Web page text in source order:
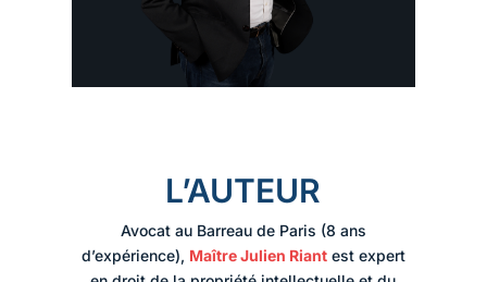
L’AUTEUR
Avocat au Barreau de Paris (8 ans
d’expérience), Maître Julien Riantest expert